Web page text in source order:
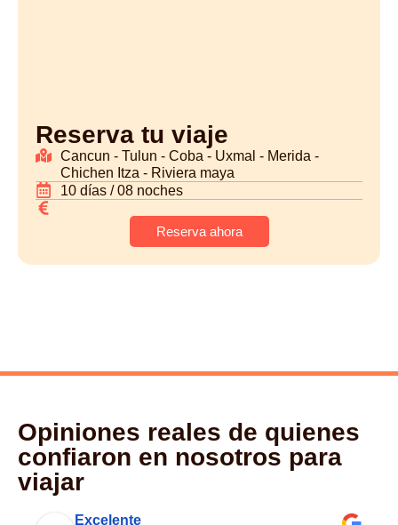
Reserva tu viaje
Cancun - Tulun - Coba - Uxmal - Merida -
Chichen Itza - Riviera maya
10 días / 08 noches
Reserva ahora
Opiniones reales de quienes
confiaron en nosotros para
viajar
Excelente